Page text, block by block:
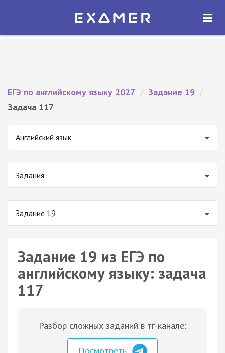
Экзамер — ЕГЭ 2027
ОТКРЫТЬ
ЕГЭ по английскому языку 2027 / Задание 19 /
Задача 117
Английский язык
Задания
Задание 19
Задание 19 из ЕГЭ по
английскому языку: задача
117
Разбор сложных заданий в тг-канале: